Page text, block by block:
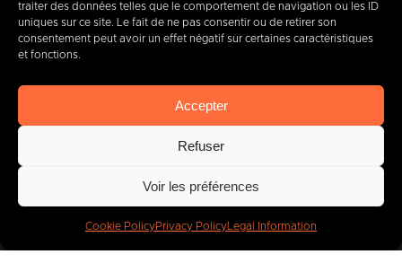
traiter des données telles que le comportement de navigation ou les ID
uniques sur ce site. Le fait de ne pas consentir ou de retirer son
consentement peut avoir un effet négatif sur certaines caractéristiques
et fonctions.
Accepter
Refuser
Voir les préférences
Cookie PolicyPrivacy Policy Legal Information
+32 (0) 65 39 95 70
info@imbc.be
Today, partner to
companies.